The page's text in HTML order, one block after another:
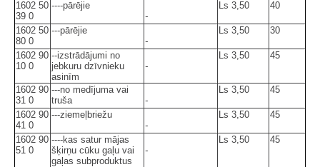
1602 50
39 0
----pārējie
-
Ls 3,50 40
1602 50
80 0
---pārējie
-
Ls 3,50 30
1602 90
10 0
--izstrādājumi no
jebkuru dzīvnieku
asinīm
-
Ls 3,50 45
1602 90
31 0
---no medījuma vai
truša
-
Ls 3,50 45
1602 90
41 0
---ziemeļbriežu
-
Ls 3,50 45
1602 90
51 0
----kas satur mājas
šķirņu cūku gaļu vai
gaļas subproduktus
-
Ls 3,50 45